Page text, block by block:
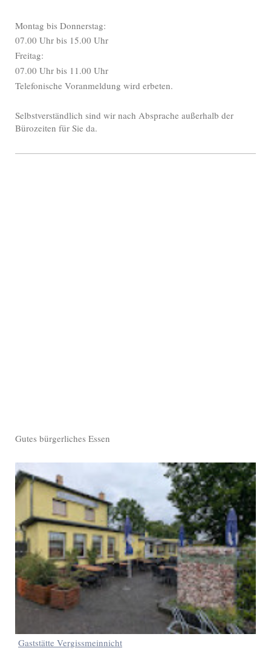
Montag bis Donnerstag:
07.00 Uhr bis 15.00 Uhr
Freitag:
07.00 Uhr bis 11.00 Uhr
Telefonische Voranmeldung wird erbeten.
Selbstverständlich sind wir nach Absprache außerhalb der
Bürozeiten für Sie da.
Gutes bürgerliches Essen
Gaststätte Vergissmeinnicht